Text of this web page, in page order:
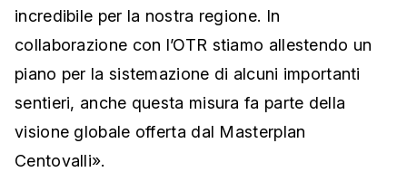
incredibile per la nostra regione. In
collaborazione con l’OTR stiamo allestendo un
piano per la sistemazione di alcuni importanti
sentieri, anche questa misura fa parte della
visione globale offerta dal Masterplan
Centovalli».